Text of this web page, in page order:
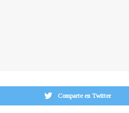
Comparte en Twitter